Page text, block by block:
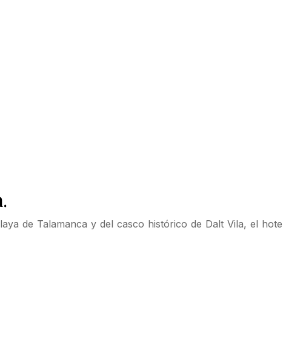
de Talamanca y del casco histórico de Dalt Vila, el